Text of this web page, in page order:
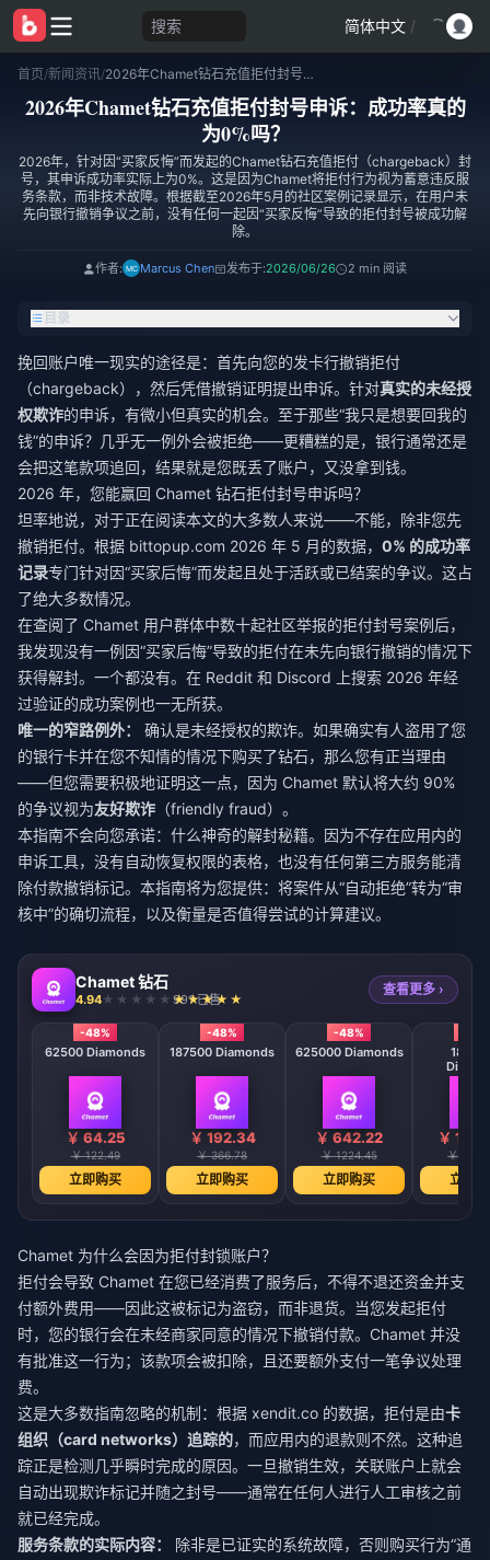
搜索 简体中文 /
首页/新闻资讯/ 2026年Chamet钻石充值拒付封号申诉：成功率真的为0%吗？
2026年Chamet钻石充值拒付封号申诉：成功率真的
为0%吗？
2026年，针对因“买家反悔”而发起的Chamet钻石充值拒付（chargeback）封
号，其申诉成功率实际上为0%。这是因为Chamet将拒付行为视为蓄意违反服
务条款，而非技术故障。根据截至2026年5月的社区案例记录显示，在用户未
先向银行撤销争议之前，没有任何一起因“买家反悔”导致的拒付封号被成功解
除。
作者: Marcus Chen 发布于:2026/06/26 2 min 阅读
目录
挽回账户唯一现实的途径是：首先向您的发卡行撤销拒付
（chargeback），然后凭借撤销证明提出申诉。针对真实的未经授
权欺诈的申诉，有微小但真实的机会。至于那些“我只是想要回我的
钱”的申诉？几乎无一例外会被拒绝——更糟糕的是，银行通常还是
会把这笔款项追回，结果就是您既丢了账户，又没拿到钱。
2026 年，您能赢回 Chamet 钻石拒付封号申诉吗？
坦率地说，对于正在阅读本文的大多数人来说——不能，除非您先
撤销拒付。根据 bittopup.com 2026 年 5 月的数据， 0% 的成功率
记录专门针对因“买家后悔”而发起且处于活跃或已结案的争议。这占
了绝大多数情况。
在查阅了 Chamet 用户群体中数十起社区举报的拒付封号案例后，
我发现没有一例因“买家后悔”导致的拒付在未先向银行撤销的情况下
获得解封。一个都没有。在 Reddit 和 Discord 上搜索 2026 年经
过验证的成功案例也一无所获。
唯一的窄路例外：
确认是未经授权的欺诈。如果确实有人盗用了您
的银行卡并在您不知情的情况下购买了钻石，那么您有正当理由
——但您需要积极地证明这一点，因为 Chamet 默认将大约 90%
的争议视为友好欺诈 （friendly fraud）。
本指南不会向您承诺：什么神奇的解封秘籍。因为不存在应用内的
申诉工具，没有自动恢复权限的表格，也没有任何第三方服务能清
除付款撤销标记。本指南将为您提供：将案件从“自动拒绝”转为“审
核中”的确切流程，以及衡量是否值得尝试的计算建议。
Chamet 钻石
4.94 991 已售
查看更多 ›
-48%
62500 Diamonds
￥ 64.25
￥ 122.49
立即购买
-48%
187500 Diamonds
￥ 192.34
￥ 366.78
立即购买
-48%
625000 Diamonds
￥ 642.22
￥ 1224.45
立即购买
￥
￥
立即
Chamet 为什么会因为拒付封锁账户？
拒付会导致 Chamet 在您已经消费了服务后，不得不退还资金并支
付额外费用——因此这被标记为盗窃，而非退货。当您发起拒付
时，您的银行会在未经商家同意的情况下撤销付款。Chamet 并没
有批准这一行为；该款项会被扣除，且还要额外支付一笔争议处理
费。
这是大多数指南忽略的机制：根据 xendit.co 的数据，拒付是由卡
组织（card networks）追踪的，而应用内的退款则不然。这种追
踪正是检测几乎瞬时完成的原因。一旦撤销生效，关联账户上就会
自动出现欺诈标记并随之封号——通常在任何人进行人工审核之前
就已经完成。
服务条款的实际内容：
除非是已证实的系统故障，否则购买行为“通